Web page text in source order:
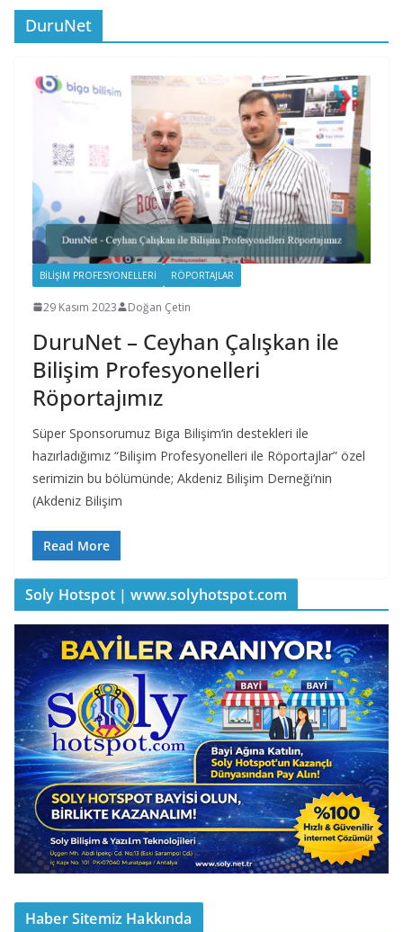
DuruNet
BILIŞIM PROFESYONELLERI RÖPORTAJLAR
29 Kasım 2023 Doğan Çetin
DuruNet – Ceyhan Çalışkan ile
Bilişim Profesyonelleri
Röportajımız
Süper Sponsorumuz Biga Bilişim‘in destekleri ile
hazırladığımız “Bilişim Profesyonelleri ile Röportajlar” özel
serimizin bu bölümünde; Akdeniz Bilişim Derneği‘nin
(Akdeniz Bilişim
Read More
Soly Hotspot | www.solyhotspot.com
Haber Sitemiz Hakkında